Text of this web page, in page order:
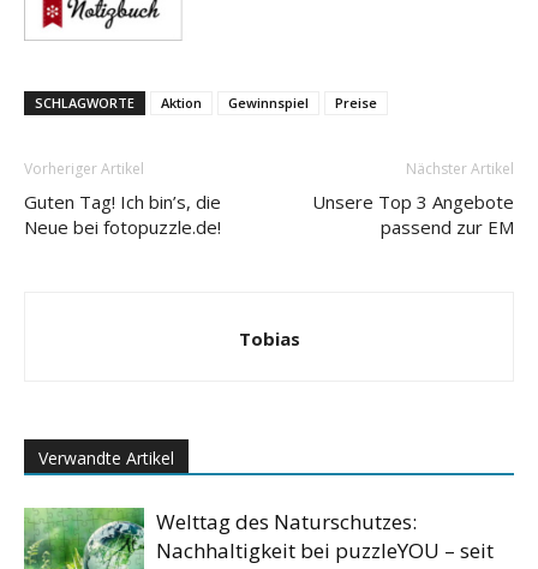
SCHLAGWORTE Aktion Gewinnspiel Preise
Vorheriger Artikel
Guten Tag! Ich bin’s, die
Neue bei fotopuzzle.de!
Nächster Artikel
Unsere Top 3 Angebote
passend zur EM
Tobias
Verwandte Artikel
Welttag des Naturschutzes:
Nachhaltigkeit bei puzzleYOU – seit